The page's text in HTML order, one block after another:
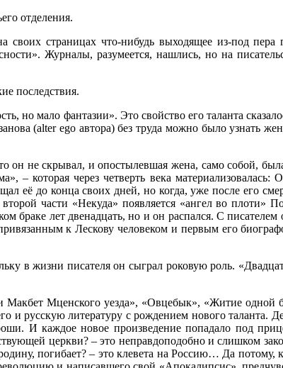
отделения.
страницах что-нибудь выходящее из-под пера
Журналы, разумеется, нашлись, но на
последствия.
мало фантазии». Это свойство его таланта
(alter ego автора) без труда можно было узнать
он не скрывал, и опостылевшая жена, само собой,
которая через четверть века материализовалась:
её до конца своих дней, но когда, уже после его
части «Некуда» появляется «ангел во плоти»
лет двенадцать, но и он распался. С писателем
к Лескову человеком и первым его
в жизни писателя он сыграл роковую роль.
Мценского уезда», «Овцебык», «Житие одной
и русскую литературу с рождением нового таланта.
И каждое новое произведение попадало под
церкви? – это неправдоподобно и слишком
погибает? – это клевета на Россию… Да потому,